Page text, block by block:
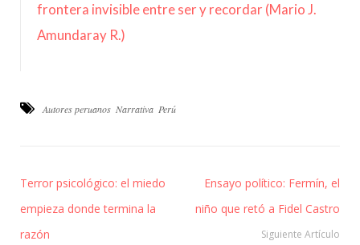
frontera invisible entre ser y recordar (Mario J.
Amundaray R.)
Autores peruanos Narrativa Perú
Terror psicológico: el miedo
empieza donde termina la
razón
Ensayo político: Fermín, el
niño que retó a Fidel Castro
Siguiente Artículo